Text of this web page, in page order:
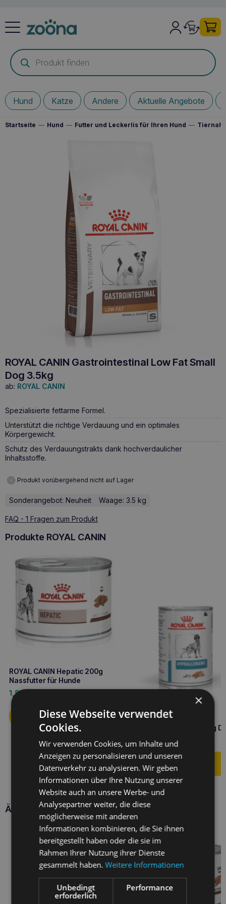
Products
search
Hund Katze Andere Aktuelle Angebote
Startseite — Hund — Futter und Leckerlis für Ihren Hund —
ROYAL CANIN Gastrointestinal Low Fat Small
Dog 3.5kg
ab: ROYAL CANIN
Spezialisierte fettarme Formel.
Unterstützt die richtige Verdauung und ein optimales
Körpergewicht.
Schutz des Verdauungstrakts dank hochverdaulicher
Inhaltsstoffe.
Produkt vorübergehend nicht auf Lager
Sonderangebot: Neuheit Waage: 3.5 kg
FAQ - 1 Fragen zum Produkt
Produkte ROYAL CANIN
ROYAL CANIN Hepatic 200g
Nassfutter für Hunde
1,80
ROYAL CANIN Hund
hypoallergen Hund 400g
4,00€
Ähnliche Produkte
×
Diese Webseite verwendet
Cookies.
Wir verwenden Cookies, um Inhalte und
Anzeigen zu personalisieren und unseren
Datenverkehr zu analysieren. Wir geben
Informationen über Ihre Nutzung unserer
Website auch an unsere Werbe- und
Analysepartner weiter, die diese
möglicherweise mit anderen
Informationen kombinieren, die Sie ihnen
bereitgestellt haben oder die sie im
Rahmen Ihrer Nutzung ihrer Dienste
gesammelt haben.Weitere Informationen
Unbedingt
erforderlich
Performance